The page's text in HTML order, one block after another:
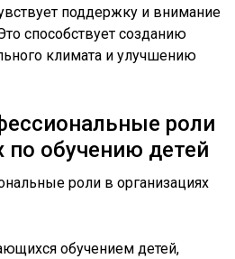
поддержку и внимание
способствует созданию
климата и улучшению
роли
по обучению детей
обучением детей,